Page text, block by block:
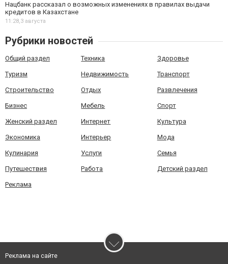
Нацбанк рассказал о возможных изменениях в правилах выдачи
кредитов в Казахстане
11:28,3 августа
Рубрики новостей
Общий раздел Техника Здоровье
Туризм Недвижимость Транспорт
Строительство Отдых Развлечения
Бизнес Мебель Спорт
Женский раздел Интернет Культура
Экономика Интерьер Мода
Кулинария Услуги Семья
Путешествия Работа Детский раздел
Реклама
Реклама на сайте